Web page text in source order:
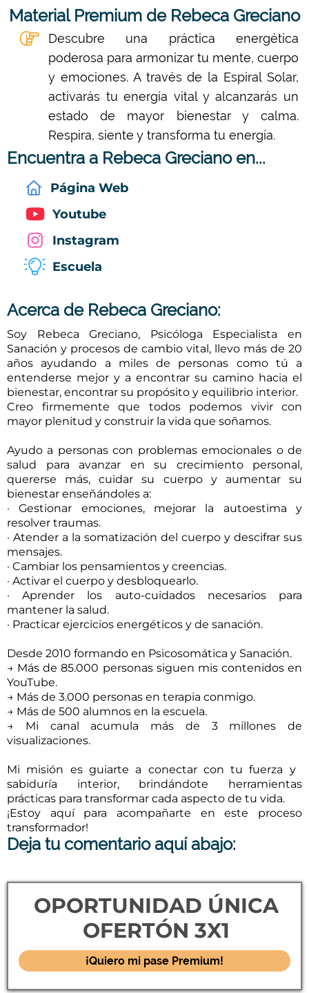
Material Premium de Rebeca Greciano
Descubre una práctica energética
poderosa para armonizar tu mente, cuerpo
y emociones. A través de la Espiral Solar,
activarás tu energía vital y alcanzarás un
estado de mayor bienestar y calma.
Respira, siente y transforma tu energía.
Encuentra a Rebeca Greciano en...
Página Web
Youtube
Instagram
Escuela
Acerca de Rebeca Greciano:
Soy Rebeca Greciano, Psicóloga Especialista en
Sanación y procesos de cambio vital, llevo más de 20
años ayudando a miles de personas como tú a
entenderse mejor y a encontrar su camino hacia el
bienestar, encontrar su propósito y equilibrio interior.
Creo firmemente que todos podemos vivir con
mayor plenitud y construir la vida que soñamos.
Ayudo a personas con problemas emocionales o de
salud para avanzar en su crecimiento personal,
quererse más, cuidar su cuerpo y aumentar su
bienestar enseñándoles a:
· Gestionar emociones, mejorar la autoestima y
resolver traumas.
· Atender a la somatización del cuerpo y descifrar sus
mensajes.
· Cambiar los pensamientos y creencias.
· Activar el cuerpo y desbloquearlo.
· Aprender los auto-cuidados necesarios para
mantener la salud.
· Practicar ejercicios energéticos y de sanación.
Desde 2010 formando en Psicosomática y Sanación.
→ Más de 85.000 personas siguen mis contenidos en
YouTube.
→ Más de 3.000 personas en terapia conmigo.
→ Más de 500 alumnos en la escuela.
→ Mi canal acumula más de 3 millones de
visualizaciones.
Mi misión es guiarte a conectar con tu fuerza y ​​
sabiduría interior, brindándote herramientas
prácticas para transformar cada aspecto de tu vida.
¡Estoy aquí para acompañarte en este proceso
transformador!
Deja tu comentario aquí abajo:
OPORTUNIDAD ÚNICA
OFERTÓN 3X1
¡Quiero mi pase Premium!